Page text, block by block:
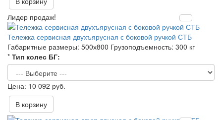
Лидер продаж!
Тележка сервисная двухъярусная с боковой ручкой СТБ
Габаритные размеры: 500х800 Грузоподъемность: 300 кг
* Тип колес БГ:
10 092 руб.
В корзину